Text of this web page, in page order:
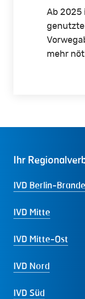
Ab 2025
mehr
Ihr
IVD Berlin-
IVD Mitte
IVD Mitte-Ost
IVD Nord
IVD Süd